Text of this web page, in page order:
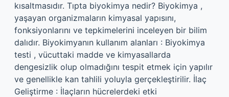
kısaltmasıdır. Tıpta biyokimya nedir? Biyokimya ,
yaşayan organizmaların kimyasal yapısını,
fonksiyonlarını ve tepkimelerini inceleyen bir bilim
dalıdır. Biyokimyanın kullanım alanları : Biyokimya
testi , vücuttaki madde ve kimyasallarda
dengesizlik olup olmadığını tespit etmek için yapılır
ve genellikle kan tahlili yoluyla gerçekleştirilir. İlaç
Geliştirme : İlaçların hücrelerdeki etki